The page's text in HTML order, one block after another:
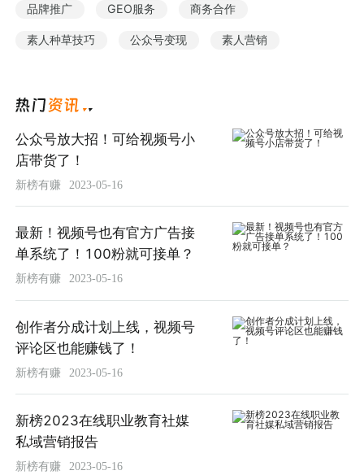
品牌推广 GEO服务 商务合作
素人种草技巧 公众号变现 素人营销
公众号放大招！可给视频号小
店带货了！
新榜有赚 2023-05-16
最新！视频号也有官方广告接
单系统了！100粉就可接单？
新榜有赚 2023-05-16
创作者分成计划上线，视频号
评论区也能赚钱了！
新榜有赚 2023-05-16
新榜2023在线职业教育社媒
私域营销报告
新榜有赚 2023-05-16